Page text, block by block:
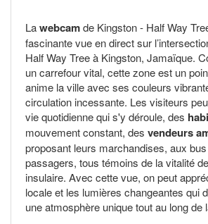
Lawebcamde Kingston - Half Way
fascinante vue en direct sur
Half Way Tree à Kingston, Jamaïque.
un carrefour vital, cette zone est un
anime la ville avec ses couleurs
circulation incessante. Les visiteurs
vie quotidienne qui s'y déroule, des
mouvement constant, des vendeurs
proposant leurs marchandises, aux
passagers, tous témoins de la vitalité
insulaire. Avec cette vue, on peut
locale et les lumières changeantes qui
une atmosphère unique tout au long de